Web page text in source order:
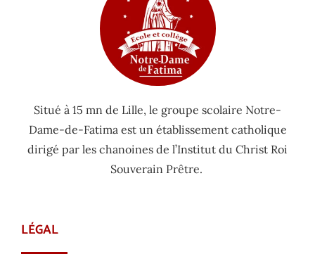
Situé à 15 mn de Lille, le groupe scolaire Notre-
Dame-de-Fatima est un établissement catholique
dirigé par les chanoines de l’Institut du Christ Roi
Souverain Prêtre.
LÉGAL